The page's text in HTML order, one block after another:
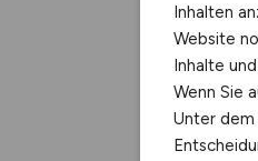
Inhalten
Website
Inhalte
Wenn Sie
Unter dem